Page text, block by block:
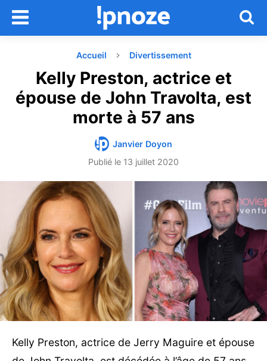
Accueil Divertissement
Kelly Preston, actrice et
épouse de John Travolta, est
morte à 57 ans
Janvier Doyon
Publié le 13 juillet 2020
Kelly Preston, actrice de Jerry Maguire et épouse